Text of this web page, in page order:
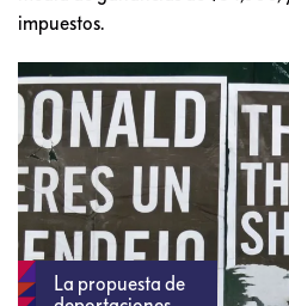
impuestos.
La propuesta de